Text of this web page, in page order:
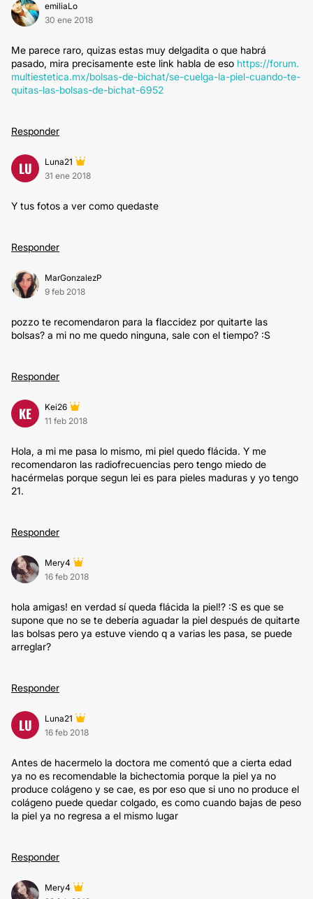
emiliaLo
30 ene 2018
Me parece raro, quizas estas muy delgadita o que habrá
pasado, mira precisamente este link habla de eso https://forum.
multiestetica.mx/bolsas-de-bichat/se-cuelga-la-piel-cuando-te-
quitas-las-bolsas-de-bichat-6952
Responder
LU
Luna21
31 ene 2018
Y tus fotos a ver como quedaste
Responder
MarGonzalezP
9 feb 2018
pozzo te recomendaron para la flaccidez por quitarte las
bolsas? a mi no me quedo ninguna, sale con el tiempo? :S
Responder
KE
Kei26
11 feb 2018
Hola, a mi me pasa lo mismo, mi piel quedo flácida. Y me
recomendaron las radiofrecuencias pero tengo miedo de
hacérmelas porque segun lei es para pieles maduras y yo tengo
21.
Responder
Mery4
16 feb 2018
hola amigas! en verdad sí queda flácida la piel!? :S es que se
supone que no se te debería aguadar la piel después de quitarte
las bolsas pero ya estuve viendo q a varias les pasa, se puede
arreglar?
Responder
LU
Luna21
16 feb 2018
Antes de hacermelo la doctora me comentó que a cierta edad
ya no es recomendable la bichectomia porque la piel ya no
produce colágeno y se cae, es por eso que si uno no produce el
colágeno puede quedar colgado, es como cuando bajas de peso
la piel ya no regresa a el mismo lugar
Responder
Mery4